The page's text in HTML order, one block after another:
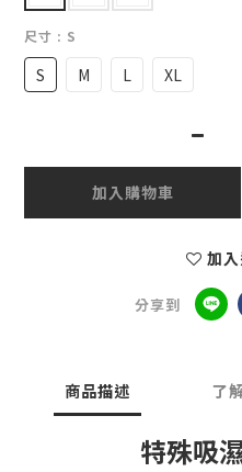
尺寸 : S
S M L XL
加入購物車
加
分享到
商品描述 了
特殊吸